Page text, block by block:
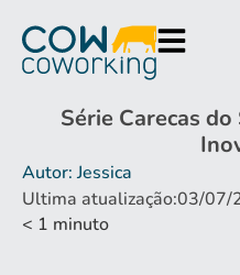
Série Carecas
Autor: Jessica
Ultima atualização:03/07/
< 1 minuto